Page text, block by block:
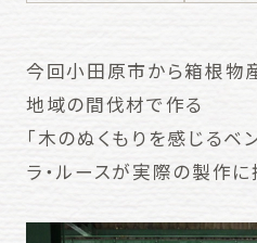
今回小田原市から箱根物
地域の間伐材で作る
「木のぬくもりを感じるベ
ラ・ルースが実際の製作に